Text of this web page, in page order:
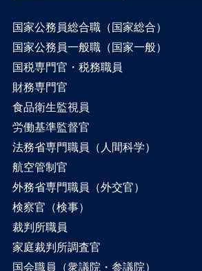
国家公務員総合職（国家総合）
国家公務員一般職（国家一般）
国税専門官・税務職員
財務専門官
食品衛生監視員
労働基準監督官
法務省専門職員（人間科学）
航空管制官
外務省専門職員（外交官）
検察官（検事）
裁判所職員
家庭裁判所調査官
国会職員（衆議院・参議院）